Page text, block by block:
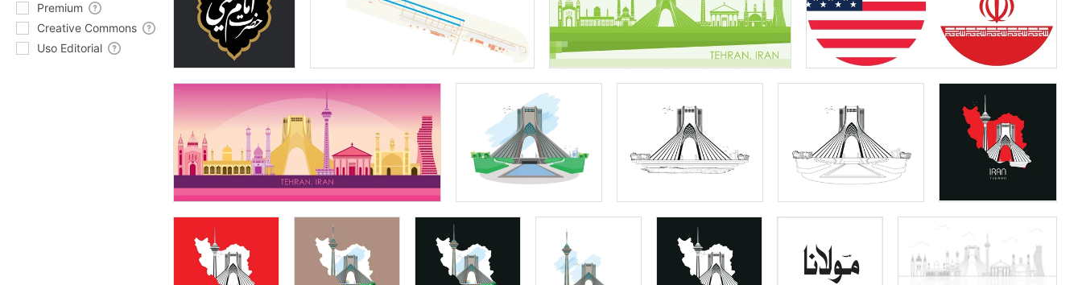
Premium
Creative Commons
Uso Editorial